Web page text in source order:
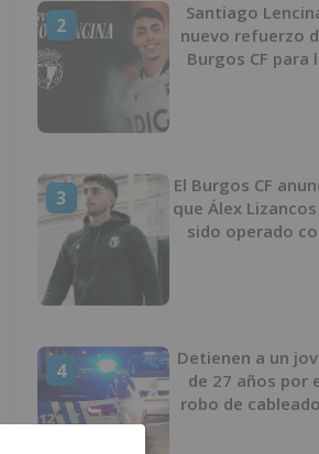
2
Santiago
nuevo refuerzo
Burgos CF para
3
El Burgos CF
que Álex
sido operado
4
Detienen a un
de 27 años por
robo de